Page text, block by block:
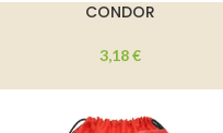
CONDOR
3,18€